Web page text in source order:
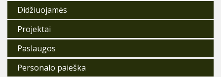
Didžiuojamės
Projektai
Paslaugos
Personalo paieška